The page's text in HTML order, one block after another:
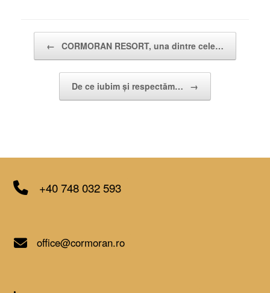
← CORMORAN RESORT, una dintre cele…
De ce iubim și respectăm… →
+40 748 032 593
office@cormoran.ro